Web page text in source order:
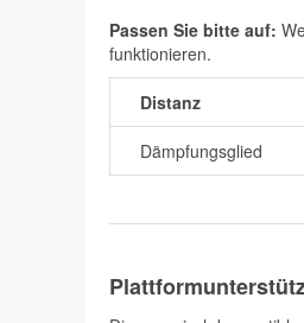
Passen Sie bitte auf:
funktionieren.
Distanz
Dämpfungsglied